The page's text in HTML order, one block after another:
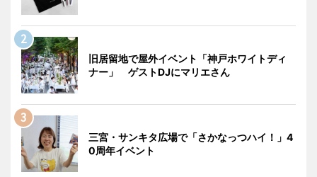
旧居留地で屋外イベント「神戸ホワイトディ
ナー」 ゲストDJにマリエさん
三宮・サンキタ広場で「さかなっつハイ！」4
0周年イベント